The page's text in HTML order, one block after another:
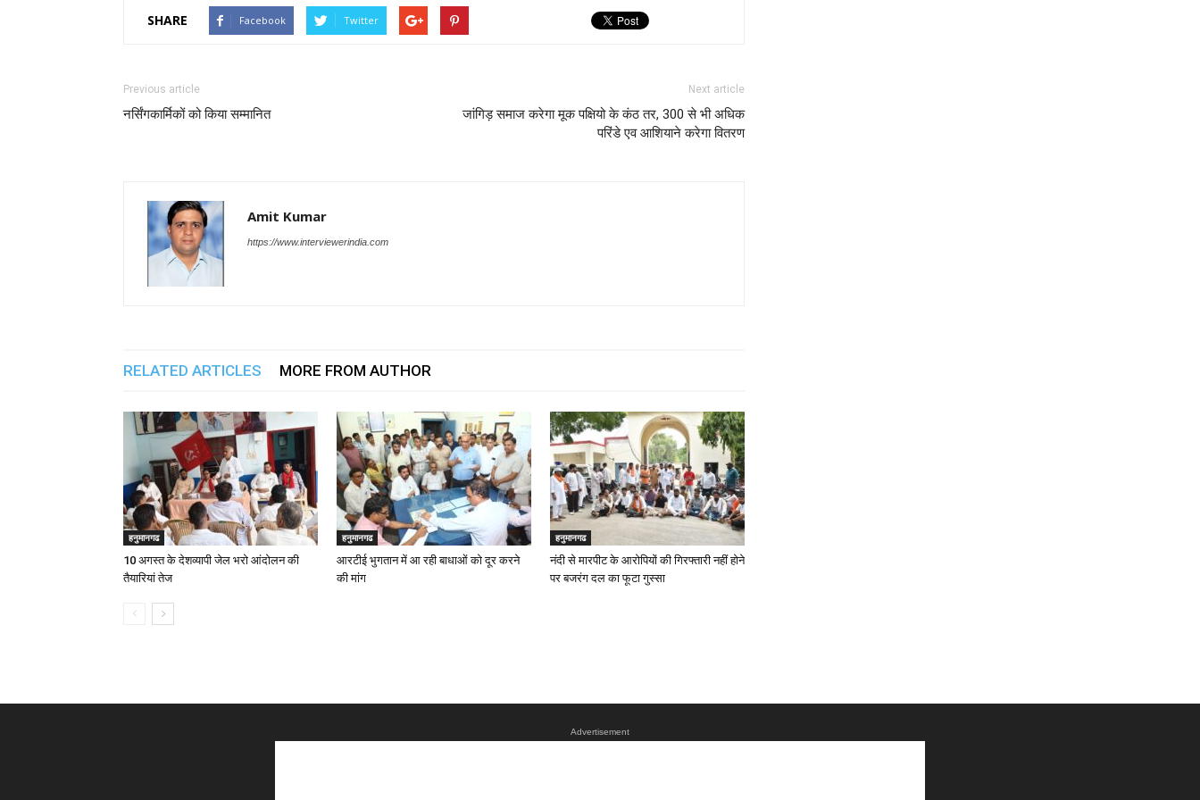
SHARE Facebook Twitter
Previous article
नर्सिंगकार्मिकों को किया सम्मानित
Next article
जांगिड़ समाज करेगा मूक पक्षियो के कंठ तर, 300 से भी अधिक
परिंडे एव आशियाने करेगा वितरण
Amit Kumar
https://www.interviewerindia.com
RELATED ARTICLES MORE FROM AUTHOR
हनुमानगढ
10 अगस्त के देशव्यापी जेल भरो आंदोलन की
तैयारियां तेज
हनुमानगढ
आरटीई भुगतान में आ रही बाधाओं को दूर करने
की मांग
हनुमानगढ
नंदी से मारपीट के आरोपियों की गिरफ्तारी नहीं होने
पर बजरंग दल का फूटा गुस्सा
Advertisement